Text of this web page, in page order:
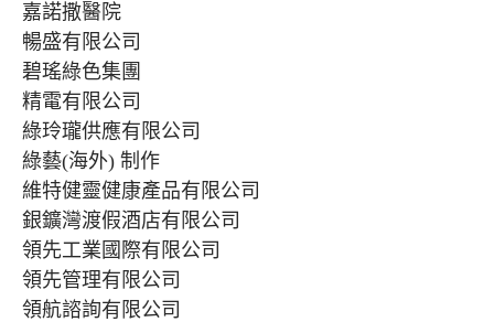
嘉諾撒醫院
暢盛有限公司
碧瑤綠色集團
精電有限公司
綠玲瓏供應有限公司
綠藝(海外) 制作
維特健靈健康產品有限公司
銀鑛灣渡假酒店有限公司
領先工業國際有限公司
領先管理有限公司
領航諮詢有限公司